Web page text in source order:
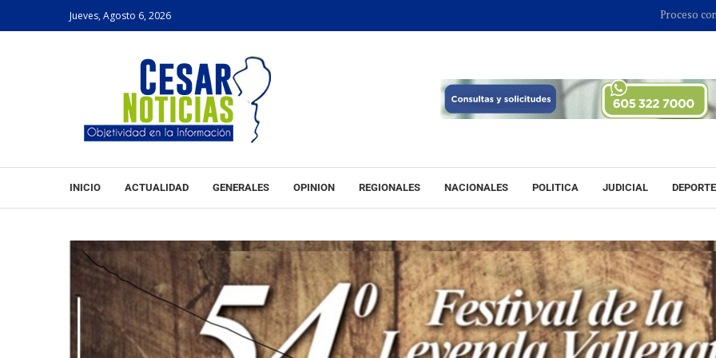
Jueves, Agosto 6, 2026 Proceso contra Jorge
INICIO ACTUALIDAD GENERALES OPINION REGIONALES NACIONALES POLITICA JUDICIAL